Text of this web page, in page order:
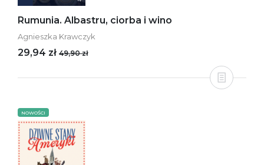
Rumunia. Albastru, ciorba i wino
Agnieszka Krawczyk
29,94 zł 49,90 zł
NOWOŚCI